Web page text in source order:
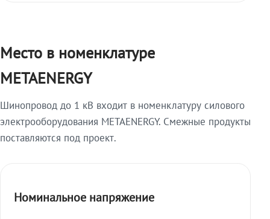
Место в номенклатуре
METAENERGY
Шинопровод до 1 кВ входит в номенклатуру силового
электрооборудования METAENERGY. Смежные продукты
поставляются под проект.
Номинальное напряжение